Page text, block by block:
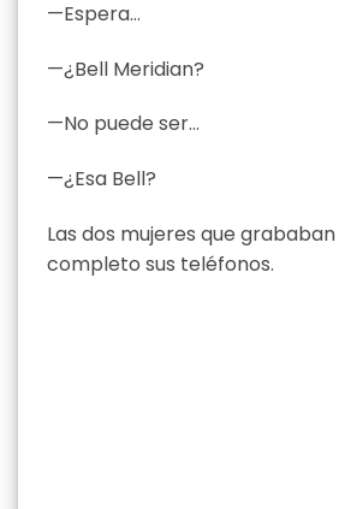
—Espera…
—¿Bell Meridian?
—No puede ser…
—¿Esa Bell?
Las dos mujeres que
completo sus teléfonos.